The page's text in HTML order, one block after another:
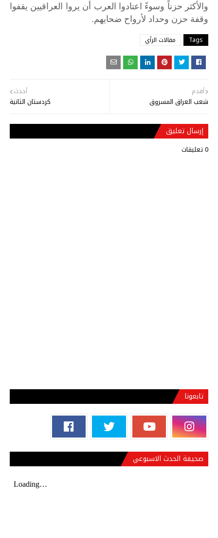
والأكثر حزناً وسوءً اعتادوا العرب أن يروا العراقيين يقفوا
وقفة حزن وحداد لأرواح ضحايهم.
Tags مقالات الرأي
أحدث
كردستان الثانية
أقدم
شعب العراق المسروق
إرسال تعليق
0 تعليقات
تابعونا
صحيفة الحدث الاسبوعي